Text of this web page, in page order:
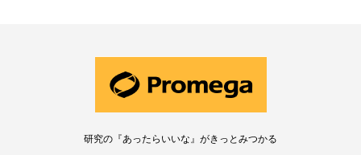
研究の『あったらいいな』がきっとみつかる